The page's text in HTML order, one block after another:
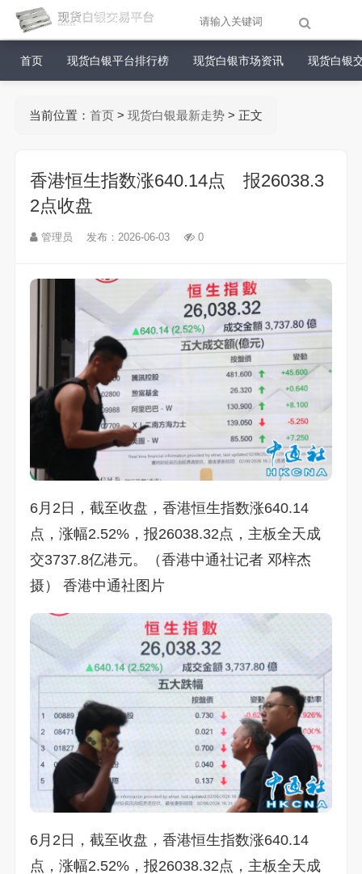
首页 现货白银平台排行榜 现货白银市场资讯 现货白银
当前位置： 首页> 现货白银最新走势> 正文
香港恒生指数涨640.14点 报26038.3
2点收盘
管理员 发布：2026-06-03 0
6月2日，截至收盘，香港恒生指数涨640.14
点，涨幅2.52%，报26038.32点，主板全天成
交3737.8亿港元。（香港中通社记者 邓梓杰
摄） 香港中通社图片
6月2日，截至收盘，香港恒生指数涨640.14
点，涨幅2.52%，报26038.32点，主板全天成